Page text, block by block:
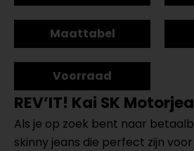
Maattabel
Voorraad
REV’IT! Kai SK
Als je op zoek bent naar
skinny jeans die perfect zijn